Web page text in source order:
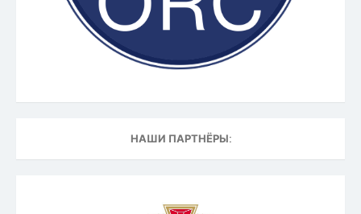
НАШИ ПАРТНЁРЫ: